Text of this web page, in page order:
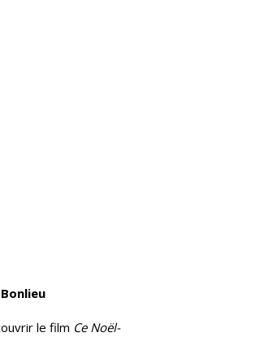
le film Ce Noël-